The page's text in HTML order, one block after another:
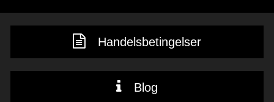
Handelsbetingelser
Blog